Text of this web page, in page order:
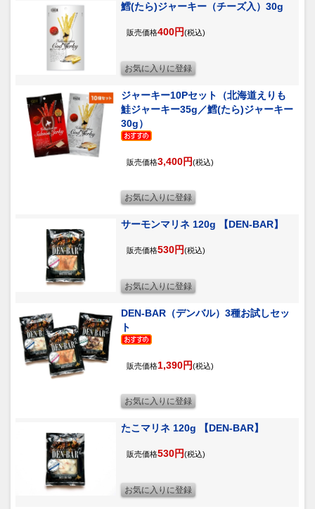
鱈(たら)ジャーキー（チーズ入）30g
販売価格400円(税込)
ジャーキー10Pセット（北海道えりも
鮭ジャーキー35g／鱈(たら)ジャーキー
30g）
販売価格3,400円(税込)
サーモンマリネ 120g 【DEN-BAR】
販売価格530円(税込)
DEN-BAR（デンバル）3種お試しセッ
ト
販売価格1,390円(税込)
たこマリネ 120g 【DEN-BAR】
販売価格530円(税込)